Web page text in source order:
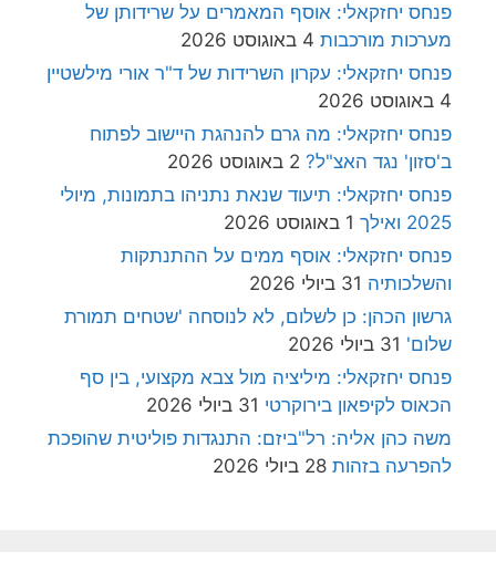
פנחס יחזקאלי: אוסף המאמרים על שרידותן של
מערכות מורכבות 4 באוגוסט 2026
פנחס יחזקאלי: עקרון השרידות של ד"ר אורי מילשטיין
4 באוגוסט 2026
פנחס יחזקאלי: מה גרם להנהגת היישוב לפתוח
ב'סזון' נגד האצ"ל? 2 באוגוסט 2026
פנחס יחזקאלי: תיעוד שנאת נתניהו בתמונות, מיולי
2025 ואילך
1 באוגוסט 2026
פנחס יחזקאלי: אוסף ממים על ההתנתקות
והשלכותיה 31 ביולי 2026
גרשון הכהן: כן לשלום, לא לנוסחה 'שטחים תמורת
שלום' 31 ביולי 2026
פנחס יחזקאלי: מיליציה מול צבא מקצועי, בין סף
הכאוס לקיפאון בירוקרטי 31 ביולי 2026
משה כהן אליה: רל"ביזם: התנגדות פוליטית שהופכת
להפרעה בזהות 28 ביולי 2026